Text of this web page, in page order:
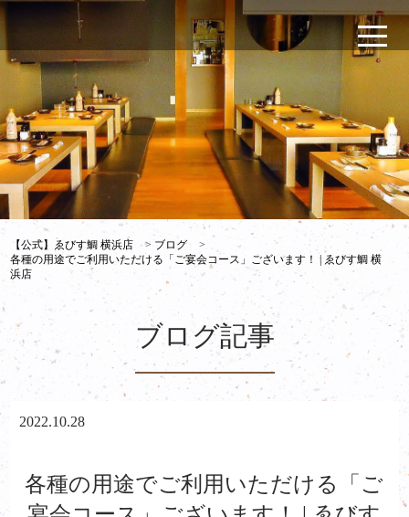
【公式】ゑびす鯛 横浜店 > ブログ
>
各種の用途でご利用いただける「ご宴会コース」ございます！ | ゑびす鯛 横
浜店
ブログ記事
2022.10.28
各種の用途でご利用いただける「ご